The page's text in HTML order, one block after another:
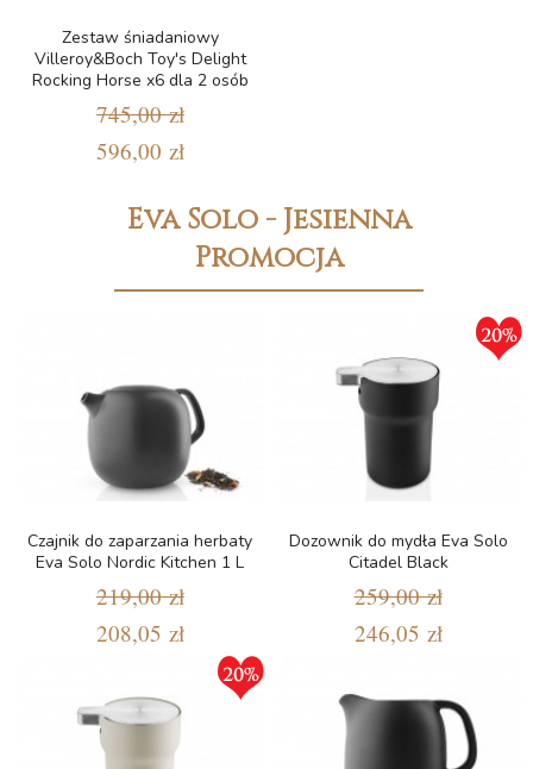
Zestaw śniadaniowy
Villeroy&Boch Toy's Delight
Rocking Horse x6 dla 2 osób
745,00 zł
596,00 zł
Eva Solo - Jesienna
Promocja
Czajnik do zaparzania herbaty
Eva Solo Nordic Kitchen 1 L
219,00 zł
208,05 zł
Dozownik do mydła Eva Solo
Citadel Black
259,00 zł
246,05 zł